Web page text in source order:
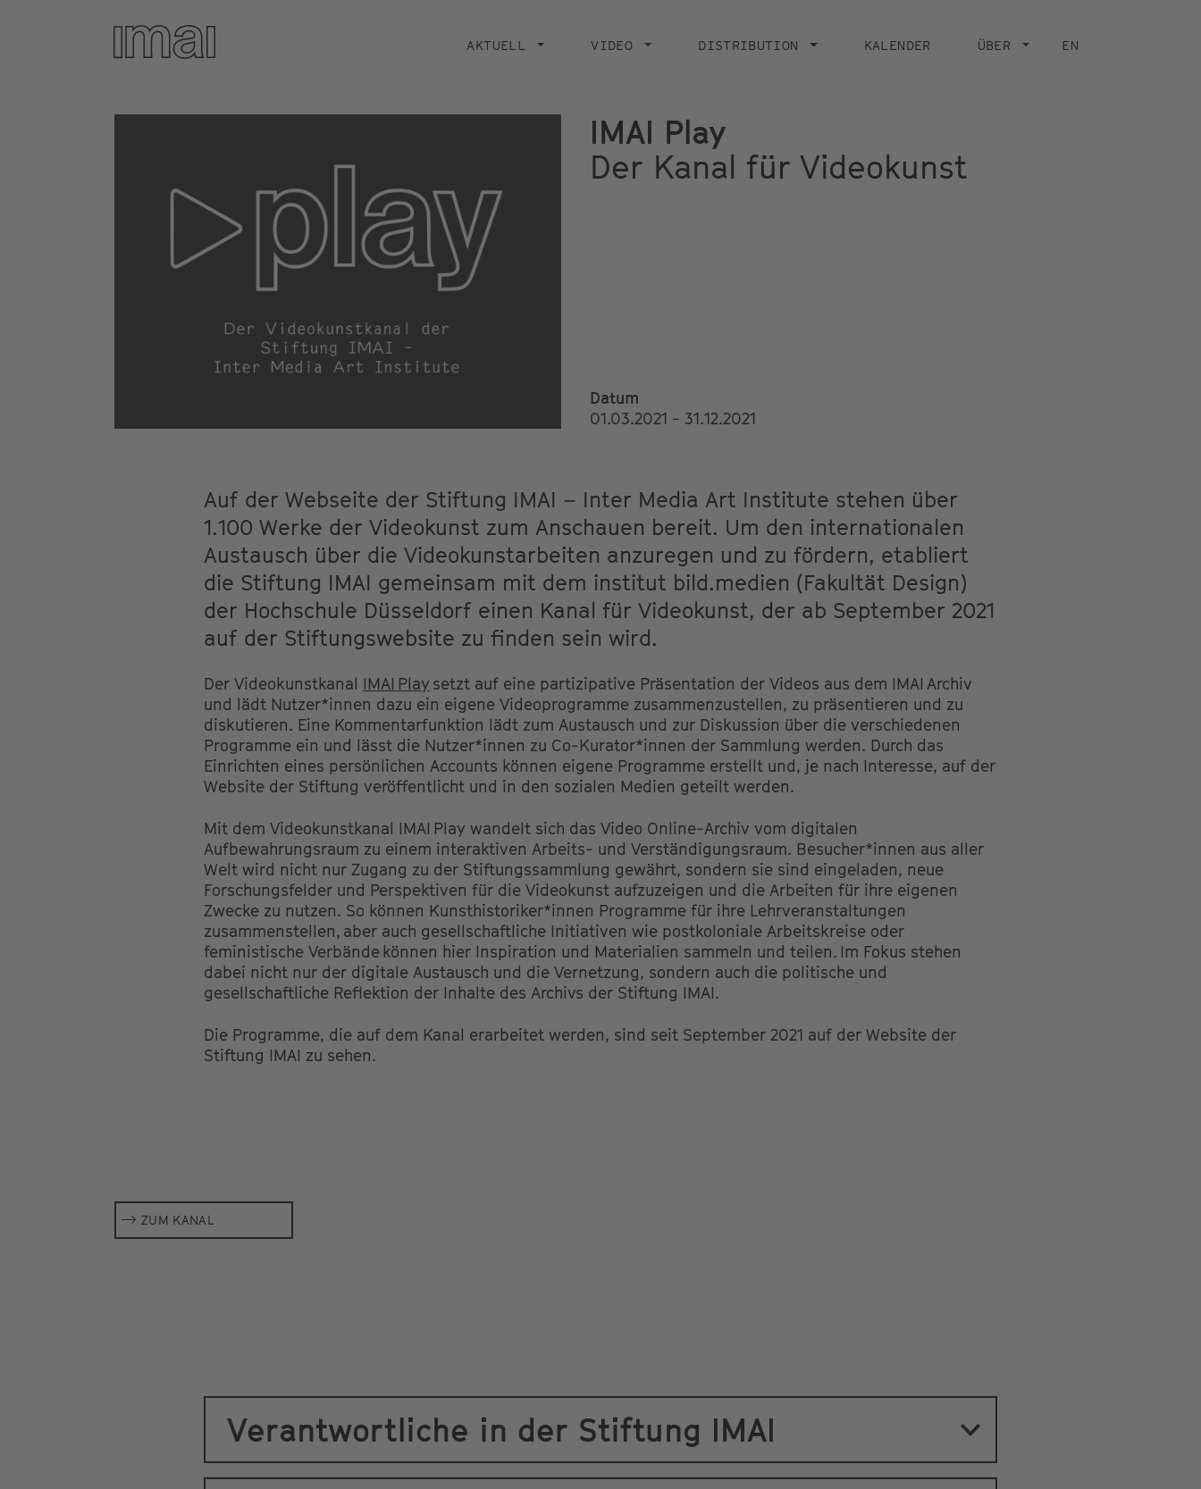
navigation
AKTUELL VIDEO DISTRIBUTION KALENDER ÜBER EN
IMAI Play
Der Kanal für Videokunst
Datum
01.03.2021 - 31.12.2021
Auf der Webseite der Stiftung IMAI – Inter Media Art Institute stehen über
1.100 Werke der Videokunst zum Anschauen bereit. Um den internationalen
Austausch über die Videokunstarbeiten anzuregen und zu fördern, etabliert
die Stiftung IMAI gemeinsam mit dem institut bild.medien (Fakultät Design)
der Hochschule Düsseldorf einen Kanal für Videokunst, der ab September 2021
auf der Stiftungswebsite zu finden sein wird.
Der Videokunstkanal IMAI Play setzt auf eine partizipative Präsentation der Videos aus dem IMAI Archiv
und lädt Nutzer*innen dazu ein eigene Videoprogramme zusammenzustellen, zu präsentieren und zu
diskutieren. Eine Kommentarfunktion lädt zum Austausch und zur Diskussion über die verschiedenen
Programme ein und lässt die Nutzer*innen zu Co-Kurator*innen der Sammlung werden. Durch das
Einrichten eines persönlichen Accounts können eigene Programme erstellt und, je nach Interesse, auf der
Website der Stiftung veröffentlicht und in den sozialen Medien geteilt werden.
Mit dem Videokunstkanal IMAI Play wandelt sich das Video Online-Archiv vom digitalen
Aufbewahrungsraum zu einem interaktiven Arbeits- und Verständigungsraum. Besucher*innen aus aller
Welt wird nicht nur Zugang zu der Stiftungssammlung gewährt, sondern sie sind eingeladen, neue
Forschungsfelder und Perspektiven für die Videokunst aufzuzeigen und die Arbeiten für ihre eigenen
Zwecke zu nutzen. So können Kunsthistoriker*innen Programme für ihre Lehrveranstaltungen
zusammenstellen, aber auch gesellschaftliche Initiativen wie postkoloniale Arbeitskreise oder
feministische Verbände können hier Inspiration und Materialien sammeln und teilen. Im Fokus stehen
dabei nicht nur der digitale Austausch und die Vernetzung, sondern auch die politische und
gesellschaftliche Reflektion der Inhalte des Archivs der Stiftung IMAI.
Die Programme, die auf dem Kanal erarbeitet werden, sind seit September 2021 auf der Website der
Stiftung IMAI zu sehen.
ZUM KANAL
Verantwortliche in der Stiftung IMAI